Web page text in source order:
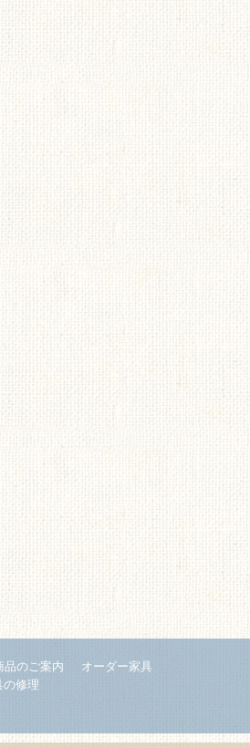
品のご案内
オーダー家具
の修理